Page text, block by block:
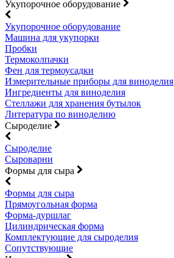
Укупорочное оборудование
Укупорочное оборудование
Машина для укупорки
Пробки
Термоколпачки
Фен для термоусадки
Измерительные приборы для виноделия
Ингредиенты для виноделия
Стеллажи для хранения бутылок
Литература по виноделию
Сыроделие
Сыроделие
Сыроварни
Формы для сыра
Формы для сыра
Прямоугольная форма
Форма-дуршлаг
Цилиндрическая форма
Комплектующие для сыроделия
Сопутствующие